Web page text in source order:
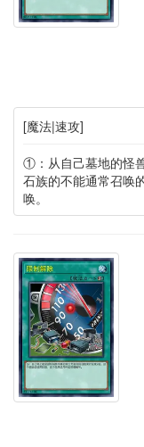
[魔法|速攻]
①：从自己墓地的怪
石族的不能通常召唤
唤。